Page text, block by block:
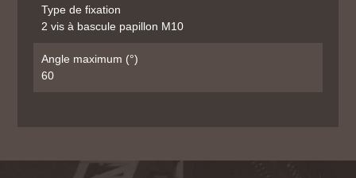
Type de fixation
2 vis à bascule papillon M10
Angle maximum (°)
60